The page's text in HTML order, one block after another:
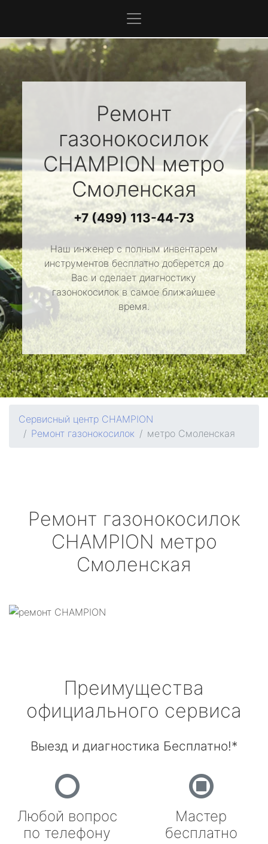
Ремонт
газонокосилок
CHAMPIONметро
Смоленская
+7 (499) 113-44-73
Наш инженер с полным инвентарем
инструментов бесплатно доберется до
Вас и сделает диагностику
газонокосилок в самое ближайшее
время.
Сервисный центр CHAMPION
Ремонт газонокосилок
метро Смоленская
Ремонт газонокосилок
CHAMPION метро
Смоленская
Преимущества
официального сервиса
Выезд и диагностика Бесплатно!*
Любой вопрос
по телефону
Мастер
бесплатно